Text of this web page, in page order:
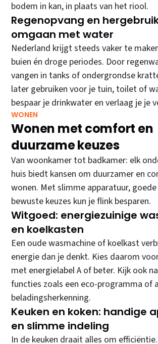
bodem in kan, in plaats van het riool.
Regenopvang en
omgaan met water
Nederland krijgt steeds vaker te
buien én droge periodes. Door
vangen in tanks of ondergrondse
later gebruiken voor je tuin, toilet of
bespaar je drinkwater en verlaag je je
WONEN
Wonen met comfort en
duurzame keuzes
Van woonkamer tot badkamer: elk
huis biedt kansen om duurzamer en
wonen. Met slimme apparatuur,
bewuste keuzes kun je flink besparen.
Witgoed: energiezuinige
en koelkasten
Een oude wasmachine of koelkast
energie dan je denkt. Kies daarom
met energielabel A of beter. Kijk ook
functies zoals een eco-programma of
beladingsherkenning.
Keuken en koken: handige
en slimme indeling
In de keuken draait alles om